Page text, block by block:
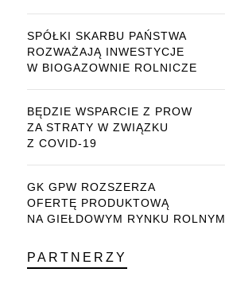
SPÓŁKI SKARBU PAŃSTWA
ROZWAŻAJĄ INWESTYCJE
W BIOGAZOWNIE ROLNICZE
BĘDZIE WSPARCIE Z PROW
ZA STRATY W ZWIĄZKU
Z COVID-19
GK GPW ROZSZERZA
OFERTĘ PRODUKTOWĄ
NA GIEŁDOWYM RYNKU ROLNYM
PARTNERZY